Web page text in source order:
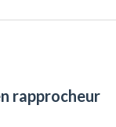
rapprocheur